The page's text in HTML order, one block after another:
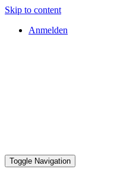
Skip to content
Anmelden
Toggle Navigation